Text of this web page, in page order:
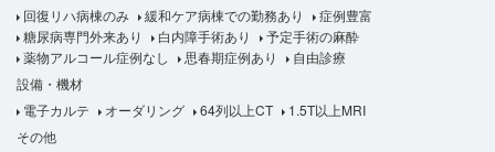
回復リハ病棟のみ
緩和ケア病棟での勤務あり
症例豊富
糖尿病専門外来あり
白内障手術あり
予定手術の麻酔
薬物アルコール症例なし
思春期症例あり
自由診療
設備・機材
電子カルテ
オーダリング 64列以上CT
1.5T以上MRI
その他